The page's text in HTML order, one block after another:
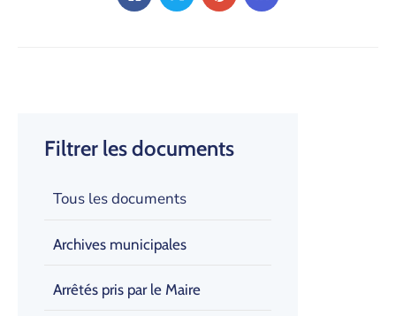
Filtrer les documents
Tous les documents
Archives municipales
Arrêtés pris par le Maire